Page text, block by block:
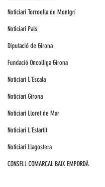
Noticiari Torroella de Montgrí
Noticiari Pals
Diputació de Girona
Fundació Oncolliga Girona
Noticiari L'Escala
Noticiari Girona
Noticiari Lloret de Mar
Noticiari L'Estartit
Noticiari Llagostera
CONSELL COMARCAL BAIX EMPORDÀ